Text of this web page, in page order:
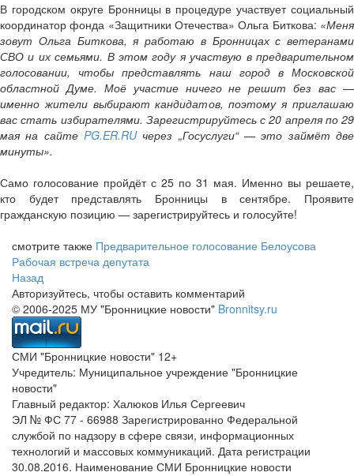
В городском округе Бронницы в процедуре участвует социальный
координатор фонда «Защитники Отечества» Ольга Биткова: «Меня
зовут Ольга Биткова, я работаю в Бронницах с ветеранами
СВО и их семьями. В этом году я участвую в предварительном
голосовании, чтобы представлять наш город в Московской
областной Думе. Моё участие ничего не решит без вас —
именно жители выбирают кандидатов, поэтому я приглашаю
вас стать избирателями. Зарегистрируйтесь с 20 апреля по 29
мая на сайте PG.ER.RUчерез „Госуслуги“ — это займёт две
минуты».
Само голосование пройдёт с 25 по 31 мая. Именно вы решаете,
кто будет представлять Бронницы в сентябре. Проявите
гражданскую позицию — зарегистрируйтесь и голосуйте!
смотрите также Предварительное голосование Белоусова
Рабочая встреча депутата
Назад
Авторизуйтесь, чтобы оставить комментарий
© 2006-2025 МУ "Бронницкие новости" Bronnitsy.ru
СМИ "Бронницкие новости" 12+
Учредитель: Муниципальное учреждение "Бронницкие
новости"
Главный редактор: Халюков Илья Сергеевич
ЭЛ № ФС 77 - 66988 Зарегистрированно Федеральной
службой по надзору в сфере связи, информационных
технологий и массовых коммуникаций. Дата регистрации
30.08.2016. Наименование СМИ Бронницкие новости